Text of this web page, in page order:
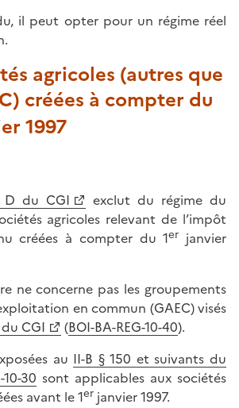
il peut opter pour un régime réel
agricoles (autres que
créées à compter du
1997
du CGI
exclut du régime du
agricoles relevant de l’impôt
créées à compter du 1er janvier
ne concerne pas les groupements
en commun (GAEC) visés
CGI (BOI-BA-REG-10-40).
au II-B § 150 et suivants du
10-30 sont applicables aux sociétés
avant le 1er janvier 1997.